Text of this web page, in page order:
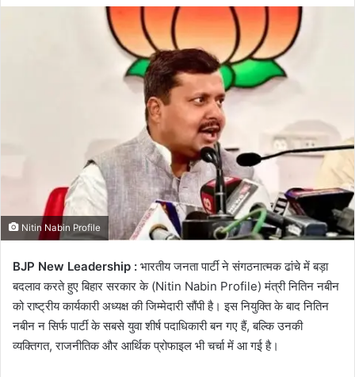
Nitin Nabin Profile
BJP New Leadership : भारतीय जनता पार्टी ने संगठनात्मक ढांचे में बड़ा
बदलाव करते हुए बिहार सरकार के (Nitin Nabin Profile) मंत्री नितिन नबीन
को राष्ट्रीय कार्यकारी अध्यक्ष की जिम्मेदारी सौंपी है। इस नियुक्ति के बाद नितिन
नबीन न सिर्फ पार्टी के सबसे युवा शीर्ष पदाधिकारी बन गए हैं, बल्कि उनकी
व्यक्तिगत, राजनीतिक और आर्थिक प्रोफाइल भी चर्चा में आ गई है।